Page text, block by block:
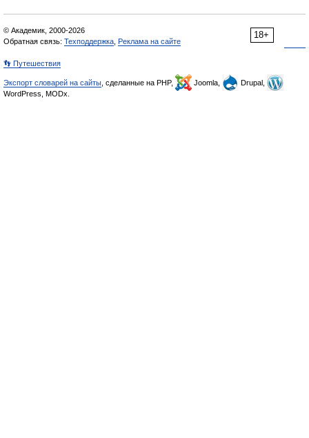
18+
© Академик, 2000-2026
Обратная связь: Техподдержка Реклама на сайте
👣 Путешествия
Экспорт словарей на сайты , сделанные на PHP, Joomla,
Drupal,
WordPress, MODx.